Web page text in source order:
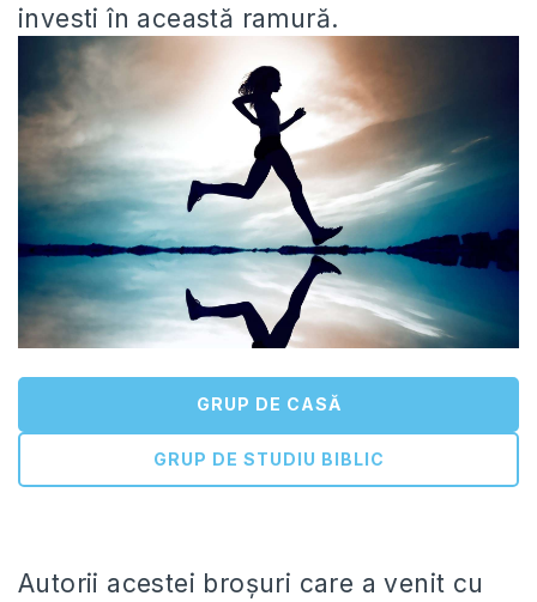
investi în această ramură.
GRUP DE CASĂ
GRUP DE STUDIU BIBLIC
Autorii acestei broșuri care a venit cu